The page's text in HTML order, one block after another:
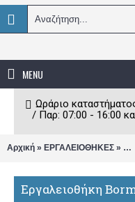
MENU
Ωράριο
/ Παρ: 07:00 - 16:00
Αρχική » ΕΡΓΑΛΕΙΟΘΗΚΕΣ »